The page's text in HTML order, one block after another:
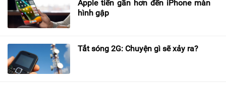
Apple tiến gần hơn đến iPhone màn
hình gập
Tắt sóng 2G: Chuyện gì sẽ xảy ra?